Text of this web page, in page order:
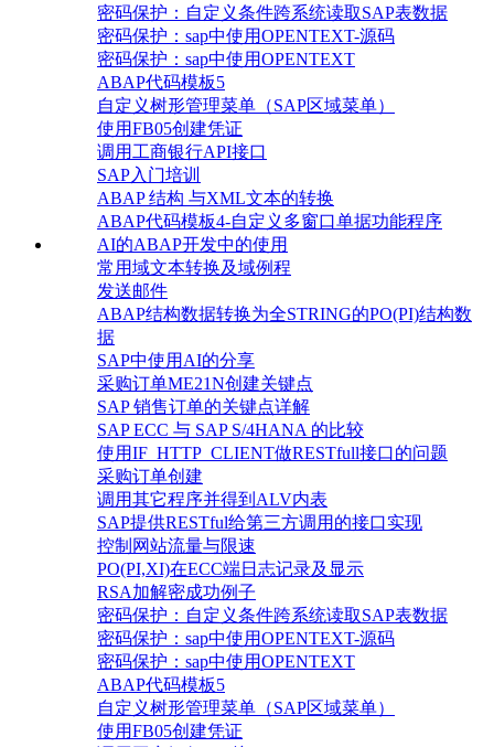
密码保护：自定义条件跨系统读取SAP表数据
密码保护：sap中使用OPENTEXT-源码
密码保护：sap中使用OPENTEXT
ABAP代码模板5
自定义树形管理菜单（SAP区域菜单）
使用FB05创建凭证
调用工商银行API接口
SAP入门培训
ABAP 结构 与XML文本的转换
ABAP代码模板4-自定义多窗口单据功能程序
AI的ABAP开发中的使用
常用域文本转换及域例程
发送邮件
ABAP结构数据转换为全STRING的PO(PI)结构数
据
SAP中使用AI的分享
采购订单ME21N创建关键点
SAP 销售订单的关键点详解
SAP ECC 与 SAP S/4HANA 的比较
使用IF_HTTP_CLIENT做RESTfull接口的问题
采购订单创建
调用其它程序并得到ALV内表
SAP提供RESTful给第三方调用的接口实现
控制网站流量与限速
PO(PI,XI)在ECC端日志记录及显示
RSA加解密成功例子
密码保护：自定义条件跨系统读取SAP表数据
密码保护：sap中使用OPENTEXT-源码
密码保护：sap中使用OPENTEXT
ABAP代码模板5
自定义树形管理菜单（SAP区域菜单）
使用FB05创建凭证